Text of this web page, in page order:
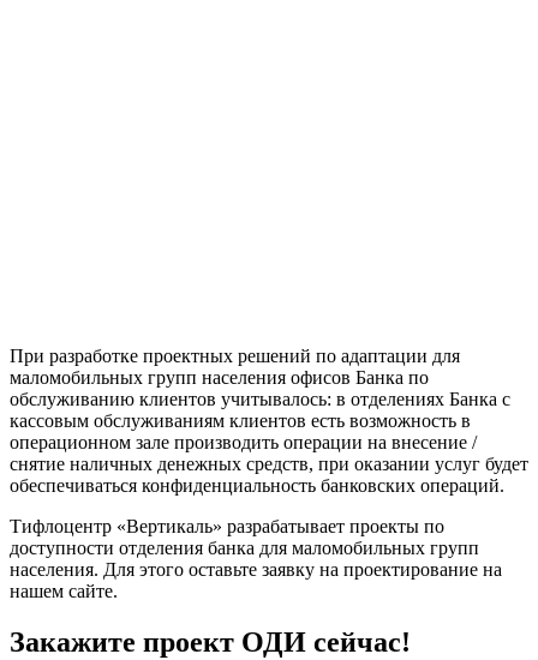
При разработке проектных решений по адаптации для
маломобильных групп населения офисов Банка по
обслуживанию клиентов учитывалось: в отделениях Банка с
кассовым обслуживаниям клиентов есть возможность в
операционном зале производить операции на внесение /
снятие наличных денежных средств, при оказании услуг будет
обеспечиваться конфиденциальность банковских операций.
Тифлоцентр «Вертикаль» разрабатывает проекты по
доступности отделения банка для маломобильных групп
населения. Для этого оставьте заявку на проектирование на
нашем сайте.
Закажите проект ОДИ сейчас!